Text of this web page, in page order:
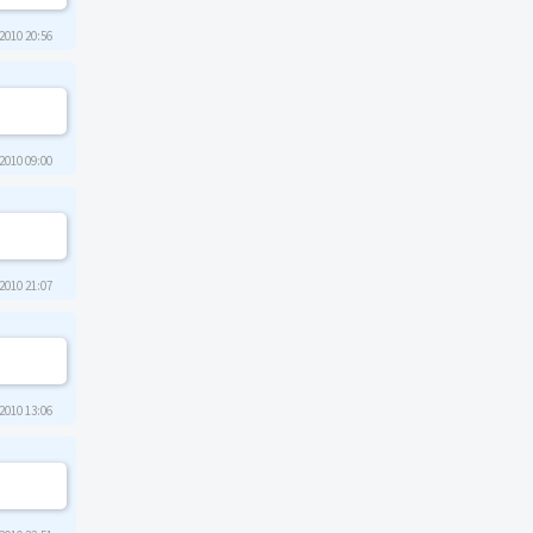
20:56
09:00
21:07
13:06